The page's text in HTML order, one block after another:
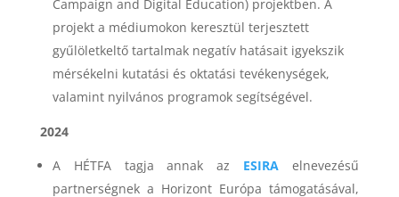
Campaign and Digital Education) projektben. A
projekt a médiumokon keresztül terjesztett
gyűlöletkeltő tartalmak negatív hatásait igyekszik
mérsékelni kutatási és oktatási tevékenységek,
valamint nyilvános programok segítségével.
2024
A HÉTFA tagja annak az ESIRA
elnevezésű
partnerségnek a Horizont Európa támogatásával,